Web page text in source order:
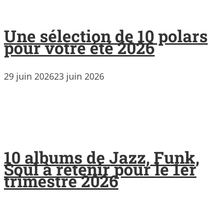
Une sélection de 10 polars
pour votre été 2026
29 juin 202623 juin 2026
10 albums de Jazz, Funk,
Soul à retenir pour le 1er
trimestre 2026